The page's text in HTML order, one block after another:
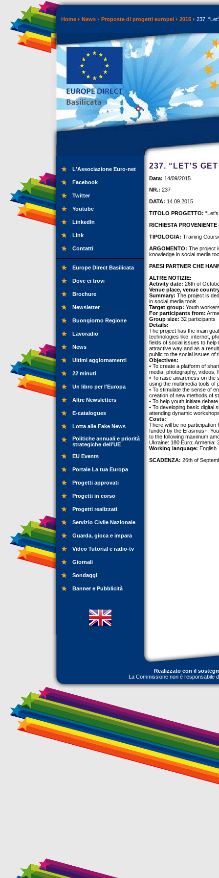
Home News Proposte di progetti europei 2015 237.
L'Associazione Euro-net
Facebook
Twitter
Youtube
LinkedIn
Link
Contatti
Europe Direct Basilicata
Dove ci trovi
Brochure
Newsletter
Buongiorno Regione
Lavoradio
News
Ultimi aggiornamenti
22 minuti
Un libro per l'Europa
Altre Newsletters
E-catalogues
Lotta alle Fake News
Politiche annuali e priorità
strategiche dell’UE
EU Events
Portale La tua Europa
Progetti approvati
Progetti in corso
Progetti realizzati
Servizio Civile Nazionale
Guarda, gioca e impara
Video Tutorial e radio-tv
Giornali
Sondaggi
Banner e Pubblicità
237. “LET'S
Data: 14/09/2015
NR.: 237
DATA: 14.09.2015
TITOLO PROGETTO:
RICHIESTA PROVENIENTE
TIPOLOGIA: Training
ARGOMENTO: The project
knowledge in social media
PAESI PARTNER CHE
ALTRE NOTIZIE:
Activity date: 26th of
Venue place, venue
Summary: The project is
in social media tools.
Target group: Youth
For participants from:
Group size: 32 participants
Details:
The project has the main
technologies like: internet,
fields of social issues to help
attractive way and as a
public to the social issues of
Objectives:
• To create a platform of
media, photography, videos,
• To raise awareness on the
using the multimedia tools of
• To stimulate the sense of
creation of new methods of
• To help youth initiate
• To developing basic digital
attending dynamic
Costs:
There will be no
funded by the Erasmus+:
to the following maximum
Ukraine: 180 Euro; Armenia:
Working language: English.
SCADENZA: 26th of
Realizzato con il
La Commissione non è responsabile